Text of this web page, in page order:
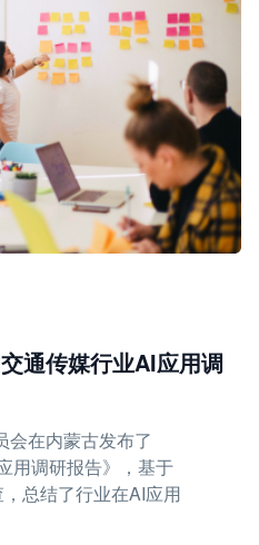
通传媒行业AI应用调
会在内蒙古发布了
用调研报告》，基于
总结了行业在AI应用